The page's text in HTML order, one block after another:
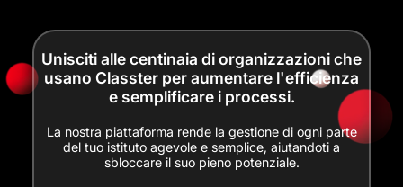
Unisciti alle centinaia di organizzazioni che
usano Classter per aumentare l'efficienza
e semplificare i processi.
La nostra piattaforma rende la gestione di ogni parte
del tuo istituto agevole e semplice, aiutandoti a
sbloccare il suo pieno potenziale.